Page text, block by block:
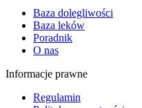
Baza dolegliwości
Baza leków
Poradnik
O nas
Informacje prawne
Regulamin